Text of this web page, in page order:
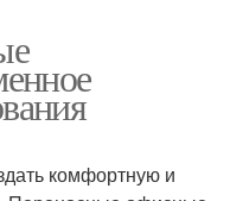
комфортную и